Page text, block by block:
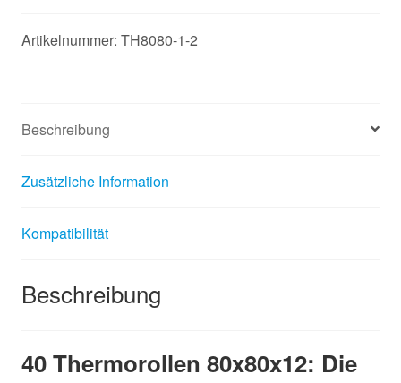
80m
Thermopapier,
Menge
Artikelnummer: TH8080-1-2
Beschreibung
Zusätzliche Information
Kompatibilität
Beschreibung
40 Thermorollen 80x80x12: Die